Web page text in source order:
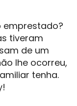
emprestado?
tiveram
de um
lhe ocorreu,
tenha.